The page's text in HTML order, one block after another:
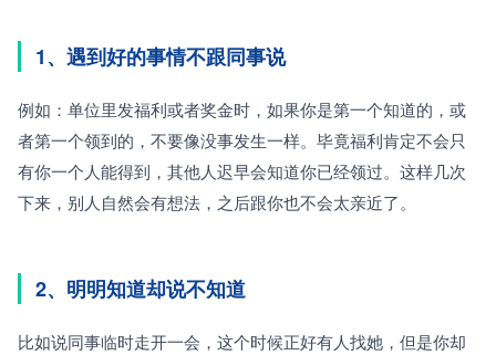
1、遇到好的事情不跟同事说
例如：单位里发福利或者奖金时，如果你是第一个知道的，或
者第一个领到的，不要像没事发生一样。毕竟福利肯定不会只
有你一个人能得到，其他人迟早会知道你已经领过。这样几次
下来，别人自然会有想法，之后跟你也不会太亲近了。
2、明明知道却说不知道
比如说同事临时走开一会，这个时候正好有人找她，但是你却